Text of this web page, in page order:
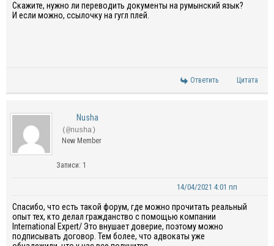
Скажите, нужно ли переводить документы на румынский язык?
И если можно, ссылочку на гугл плей.
Ответить Цитата
Nusha
(@nusha)
New Member
Записи: 1
14/04/2021 4:01 пп
Спасибо, что есть такой форум, где можно прочитать реальный
опыт тех, кто делал гражданство с помощью компании
International Expert/ Это внушает доверие, поэтому можно
подписывать договор. Тем более, что адвокаты уже